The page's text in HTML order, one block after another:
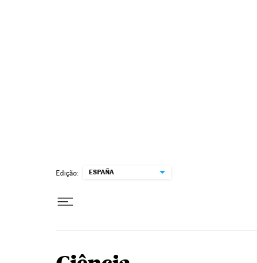
Edição: ESPAÑA